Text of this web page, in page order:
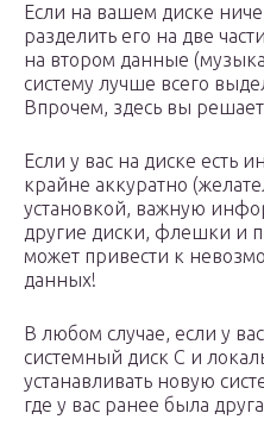
Если на вашем диске
разделить его на две
на втором данные
систему лучше всего
Впрочем, здесь вы
Если у вас на диске есть
крайне аккуратно
установкой, важную
другие диски, флешки и
может привести к
данных!
В любом случае, если у
системный диск C и
устанавливать новую
где у вас ранее была